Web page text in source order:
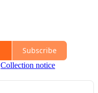
Subscribe
Collection notice